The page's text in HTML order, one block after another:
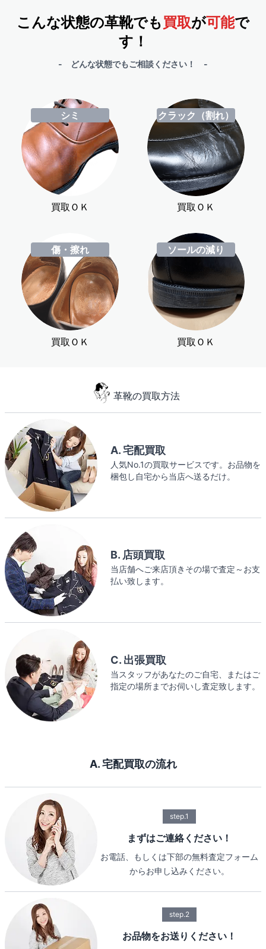
こんな状態の革靴でも買取が可能で
す！
- どんな状態でもご相談ください！ -
シミ
買取ＯＫ
クラック（割れ）
買取ＯＫ
傷・擦れ
買取ＯＫ
ソールの減り
買取ＯＫ
革靴の買取方法
A. 宅配買取
人気No.1の買取サービスです。お品物を
梱包し自宅から当店へ送るだけ。
B. 店頭買取
当店舗へご来店頂きその場で査定～お支
払い致します。
C. 出張買取
当スタッフがあなたのご自宅、またはご
指定の場所までお伺いし査定致します。
A. 宅配買取の流れ
step.1
まずはご連絡ください！
お電話、もしくは下部の無料査定フォーム
からお申し込みください。
step.2
お品物をお送りください！